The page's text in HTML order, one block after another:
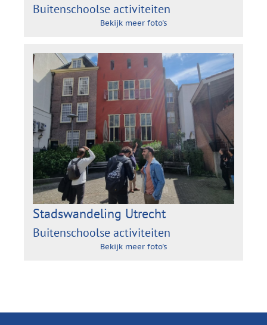
Buitenschoolse activiteiten
Bekijk meer foto's
Stadswandeling Utrecht
Buitenschoolse activiteiten
Bekijk meer foto's